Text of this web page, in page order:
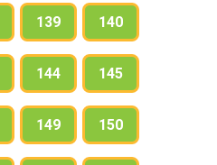
139 140
144 145
149 150